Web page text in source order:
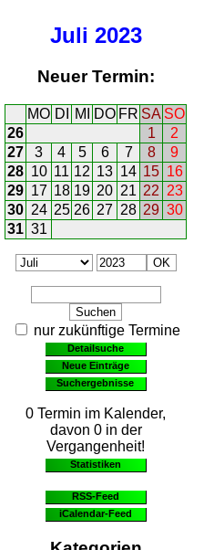
Juli 2023
Neuer Termin:
MO DI MI DO FR SA SO
26
1
2
27
3 4 5 6 7 8
9
28 10 11 12 13 14 15 16
29 17 18 19 20 21 22 23
30 24 25 26 27 28 29 30
31 31
nur zukünftige Termine
Detailsuche
Neue Einträge
Suchergebnisse
0 Termin im Kalender,
davon 0 in der
Vergangenheit!
Statistiken
RSS-Feed
iCalendar-Feed